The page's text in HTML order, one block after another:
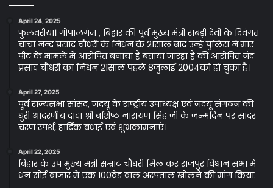
April 24, 2025
फुलवरीया। गोपालगंज , बिहार की पूर्व मुख्य मंत्री राबड़ी देवी के दिवंगत
चाचा नन्द प्रसाद चौधरी के निधन के 21साल बाद उन्हे पुलिस ने मार
पीट के मामले मे आरोपित बनाया है बताया जारहा है की आरोपित नंद
प्रसाद चौधरी का निधन 21साल पहले 8जुलाई 2004को हो चुका है।
April 27, 2025
पूर्व राज्यसभा सांसद, जदयू के राष्ट्रीय उपाध्यक्ष एवं जदयू संगठन की
धुरी आदरणीय दादा श्री बशिष्ठ नारायण सिंह जी के जन्मदिन पर सादर
चरण स्पर्श, हार्दिक बधाई एवं शुभकामनाएं।
April 22, 2025
बिहार के उप मुख्य मंत्री सम्राट चौधरी मिल कर राजपुर विधान सभा मे
धन सोई बाजार मे एक 100वेड वाल अस्पताल खोलने की मांग किया.